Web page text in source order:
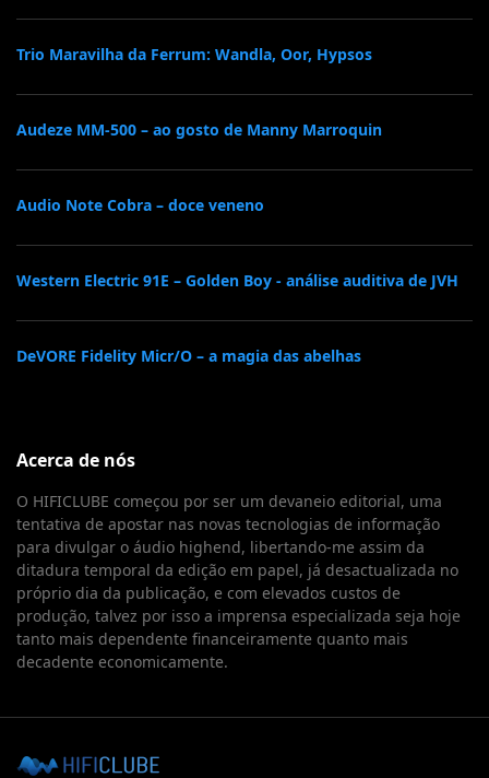
Trio Maravilha da Ferrum: Wandla, Oor, Hypsos
Audeze MM-500 – ao gosto de Manny Marroquin
Audio Note Cobra – doce veneno
Western Electric 91E – Golden Boy - análise auditiva de JVH
DeVORE Fidelity Micr/O – a magia das abelhas
Acerca de nós
O HIFICLUBE começou por ser um devaneio editorial, uma
tentativa de apostar nas novas tecnologias de informação
para divulgar o áudio highend, libertando-me assim da
ditadura temporal da edição em papel, já desactualizada no
próprio dia da publicação, e com elevados custos de
produção, talvez por isso a imprensa especializada seja hoje
tanto mais dependente financeiramente quanto mais
decadente economicamente.